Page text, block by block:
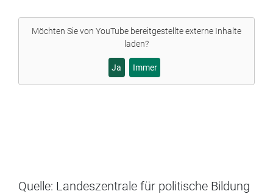
Möchten Sie von YouTube bereitgestellte externe Inhalte
laden?
Ja Immer
Quelle: Landeszentrale für politische Bildung